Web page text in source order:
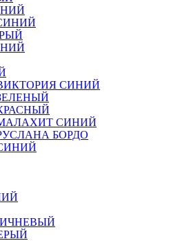
СИНИЙ
СИНИЙ
БОРДО